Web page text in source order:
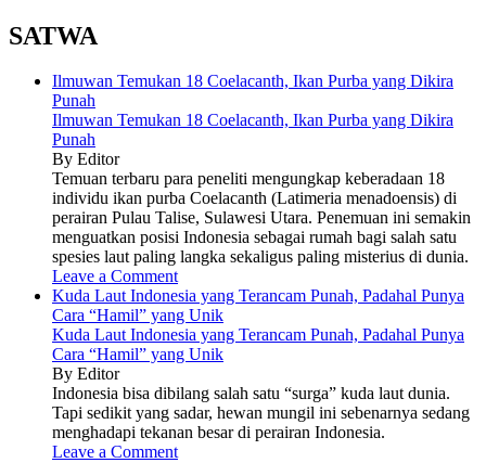
SATWA
Ilmuwan Temukan 18 Coelacanth, Ikan Purba yang Dikira
Punah
Ilmuwan Temukan 18 Coelacanth, Ikan Purba yang Dikira
Punah
By Editor
Temuan terbaru para peneliti mengungkap keberadaan 18
individu ikan purba Coelacanth (Latimeria menadoensis) di
perairan Pulau Talise, Sulawesi Utara. Penemuan ini semakin
menguatkan posisi Indonesia sebagai rumah bagi salah satu
spesies laut paling langka sekaligus paling misterius di dunia.
Leave a Comment
Kuda Laut Indonesia yang Terancam Punah, Padahal Punya
Cara “Hamil” yang Unik
Kuda Laut Indonesia yang Terancam Punah, Padahal Punya
Cara “Hamil” yang Unik
By Editor
Indonesia bisa dibilang salah satu “surga” kuda laut dunia.
Tapi sedikit yang sadar, hewan mungil ini sebenarnya sedang
menghadapi tekanan besar di perairan Indonesia.
Leave a Comment